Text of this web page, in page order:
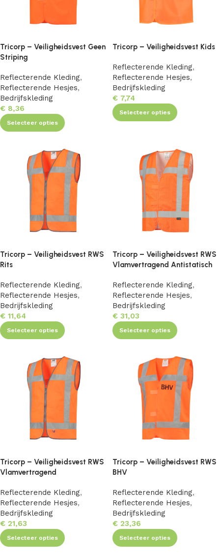
Tricorp – Veiligheidsvest Geen
Striping
Reflecterende Kleding,
Reflecterende Hesjes,
Bedrijfskleding
€ 8,36
Selecteer opties
Tricorp – Veiligheidsvest Kids
Reflecterende Kleding,
Reflecterende Hesjes,
Bedrijfskleding
€ 7,74
Selecteer opties
Tricorp – Veiligheidsvest RWS
Rits
Reflecterende Kleding,
Reflecterende Hesjes,
Bedrijfskleding
€ 11,64
Selecteer opties
Tricorp – Veiligheidsvest RWS
Vlamvertragend Antistatisch
Reflecterende Kleding,
Reflecterende Hesjes,
Bedrijfskleding
€ 31,03
Selecteer opties
Tricorp – Veiligheidsvest RWS
Vlamvertragend
Reflecterende Kleding,
Reflecterende Hesjes,
Bedrijfskleding
€ 21,63
Selecteer opties
Tricorp – Veiligheidsvest RWS
BHV
Reflecterende Kleding,
Reflecterende Hesjes,
Bedrijfskleding
€ 23,36
Selecteer opties